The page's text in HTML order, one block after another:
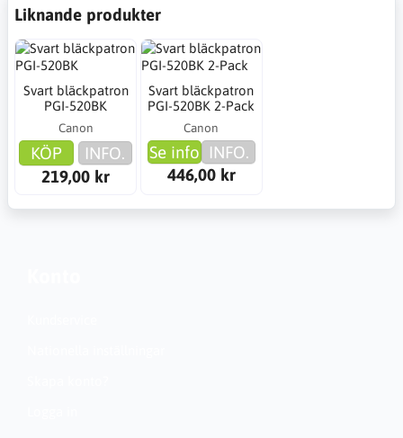
Liknande produkter
Svart bläckpatron
PGI-520BK
Canon
KÖP
INFO.
219,00 kr
Svart bläckpatron
PGI-520BK 2-Pack
Canon
Se info INFO.
446,00 kr